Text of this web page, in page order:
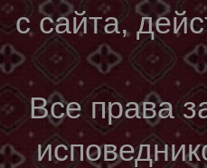
с сайта,
Все права